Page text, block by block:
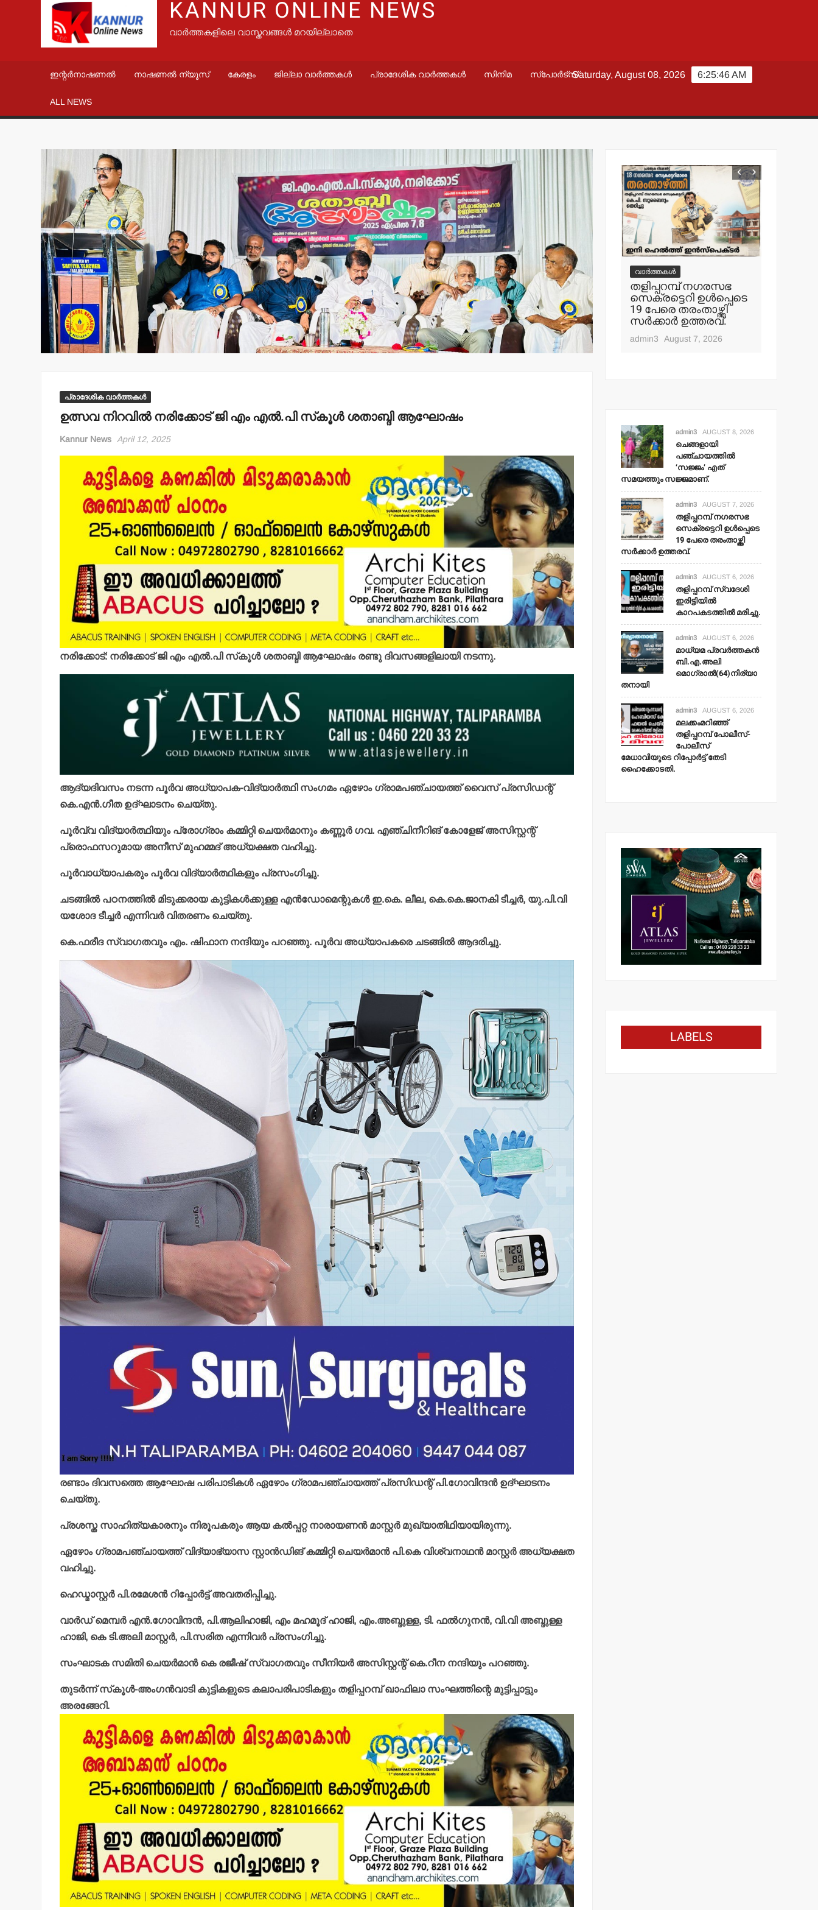
KANNUR ONLINE NEWS
വാർത്തകളിലെ വാസ്തവങ്ങൾ മറയില്ലാതെ
ഇന്റർനാഷണൽ നാഷണൽ ന്യൂസ് കേരളം ജില്ലാ വാർത്തകൾ പ്രാദേശിക വാർത്തകൾ സിനിമ സ്പോർട്സ്
ALL NEWS
6:25:48 AM
Saturday, August 08, 2026
പ്രാദേശിക വാർത്തകൾ
ഉത്സവ നിറവില്‍ നരിക്കോട് ജി എം എല്‍.പി സ്‌കൂള്‍ ശതാബ്ദി ആഘോഷം
Kannur News April 12, 2025
നരിക്കോട്: നരിക്കോട് ജി എം എല്‍.പി സ്‌കൂള്‍ ശതാബ്ദി ആഘോഷം രണ്ടു ദിവസങ്ങളിലായി നടന്നു.
ആദ്യദിവസം നടന്ന പൂര്‍വ അധ്യാപക-വിദ്യാര്‍ത്ഥി സംഗമം ഏഴോം ഗ്രാമപഞ്ചായത്ത് വൈസ് പ്രസിഡന്റ്
കെ.എന്‍.ഗീത ഉദ്ഘാടനം ചെയ്തു.
പൂര്‍വ്വ വിദ്യാര്‍ത്ഥിയും പ്രോഗ്രാം കമ്മിറ്റി ചെയര്‍മാനും കണ്ണൂര്‍ ഗവ. എഞ്ചിനീറിങ് കോളേജ് അസിസ്റ്റന്റ്
പ്രൊഫസറുമായ അനീസ് മുഹമ്മദ് അധ്യക്ഷത വഹിച്ചു.
പൂര്‍വാധ്യാപകരും പൂര്‍വ വിദ്യാര്‍ത്ഥികളും പ്രസംഗിച്ചു.
ചടങ്ങില്‍ പഠനത്തില്‍ മിടുക്കരായ കുട്ടികള്‍ക്കുള്ള എന്‍ഡോമെന്റുകള്‍ ഇ.കെ. ലീല, കെ.കെ.ജാനകി ടീച്ചര്‍, യു.പി.വി
യശോദ ടീച്ചര്‍ എന്നിവര്‍ വിതരണം ചെയ്തു.
കെ.ഫരീദ സ്വാഗതവും എം. ഷിഫാന നന്ദിയും പറഞ്ഞു. പൂര്‍വ അധ്യാപകരെ ചടങ്ങില്‍ ആദരിച്ചു.
രണ്ടാം ദിവസത്തെ ആഘോഷ പരിപാടികള്‍ ഏഴോം ഗ്രാമപഞ്ചായത്ത് പ്രസിഡന്റ് പി.ഗോവിന്ദന്‍ ഉദ്ഘാടനം
ചെയ്തു.
പ്രശസ്ത സാഹിത്യകാരനും നിരൂപകരും ആയ കല്‍പ്പറ്റ നാരായണന്‍ മാസ്റ്റര്‍ മുഖ്യാതിഥിയായിരുന്നു.
ഏഴോം ഗ്രാമപഞ്ചായത്ത് വിദ്യാഭ്യാസ സ്റ്റാന്‍ഡിങ് കമ്മിറ്റി ചെയര്‍മാന്‍ പി.കെ വിശ്വനാഥന്‍ മാസ്റ്റര്‍ അധ്യക്ഷത
വഹിച്ചു.
ഹെഡ്മാസ്റ്റര്‍ പി.രമേശന്‍ റിപ്പോര്‍ട്ട് അവതരിപ്പിച്ചു.
വാര്‍ഡ് മെമ്പര്‍ എന്‍.ഗോവിന്ദന്‍, പി.ആലിഹാജി, എം മഹമൂദ് ഹാജി, എം.അബ്ദുള്ള, ടി. ഫല്‍ഗുനന്‍, വി.വി അബ്ദുള്ള
ഹാജി, കെ ടി.അലി മാസ്റ്റര്‍, പി.സരിത എന്നിവര്‍ പ്രസംഗിച്ചു.
സംഘാടക സമിതി ചെയര്‍മാന്‍ കെ രജീഷ് സ്വാഗതവും സീനിയര്‍ അസിസ്റ്റന്റ് കെ.റീന നന്ദിയും പറഞ്ഞു.
തുടര്‍ന്ന് സ്‌കൂള്‍-അംഗന്‍വാടി കുട്ടികളുടെ കലാപരിപാടികളും തളിപ്പറമ്പ് ഖാഫിലാ സംഘത്തിന്റെ മുട്ടിപ്പാട്ടും
അരങ്ങേറി.
വാർത്തകൾ
മലക്കംമറിഞ്ഞ്
തളിപ്പറമ്പ് പോലീസ്-
പോലീസ് മേധാവിയുടെ
റിപ്പോര്‍ട്ട് തേടി
ഹൈക്കോടതി.
admin3 August 6, 2026
വാർത്തകൾ
ചെങ്ങളായി
പഞ്ചായത്തില്‍
‘സജ്ജം’ എത്
സമയത്തും സജ്ജമാണ്.
admin3 August 8, 2026
വാർത്തകൾ
തളിപ്പറമ്പ് നഗരസഭ
സെക്രട്ടെറി ഉള്‍പ്പെടെ
19 പേരെ തരംതാഴ്ത്തി
സര്‍ക്കാര്‍ ഉത്തരവ്.
admin3 August 7, 2026
വാർത്തകൾ
തളിപ്പറമ്പ് സ്വദേശി
ഇരിട്ടിയില്‍
കാറപകടത്തില്‍ മരിച്ചു.
admin3 August 6, 2026
admin3 AUGUST 8, 2026
ചെങ്ങളായി
പഞ്ചായത്തില്‍
‘സജ്ജം’ എത്
സമയത്തും സജ്ജമാണ്.
admin3 AUGUST 7, 2026
തളിപ്പറമ്പ് നഗരസഭ
സെക്രട്ടെറി ഉള്‍പ്പെടെ
19 പേരെ തരംതാഴ്ത്തി
സര്‍ക്കാര്‍ ഉത്തരവ്.
admin3 AUGUST 6, 2026
തളിപ്പറമ്പ് സ്വദേശി
ഇരിട്ടിയില്‍
കാറപകടത്തില്‍ മരിച്ചു.
admin3 AUGUST 6, 2026
മാധ്യമ പ്രവര്‍ത്തകന്‍
ബി.എ.അലി
മൊഗ്രാല്‍(64)നിര്യാ
തനായി
admin3 AUGUST 6, 2026
മലക്കംമറിഞ്ഞ്
തളിപ്പറമ്പ് പോലീസ്-
പോലീസ്
മേധാവിയുടെ റിപ്പോര്‍ട്ട് തേടി
ഹൈക്കോടതി.
LABELS